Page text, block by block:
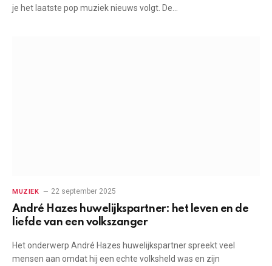
je het laatste pop muziek nieuws volgt. De…
MUZIEK 22 september 2025
André Hazes huwelijkspartner: het leven en de
liefde van een volkszanger
Het onderwerp André Hazes huwelijkspartner spreekt veel
mensen aan omdat hij een echte volksheld was en zijn